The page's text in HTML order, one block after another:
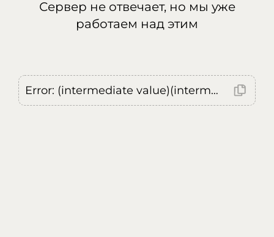
Сервер не отвечает, но мы уже
работаем над этим
Error: (intermediate value)(intermediate value)(intermediate value).replaceAll is not a function